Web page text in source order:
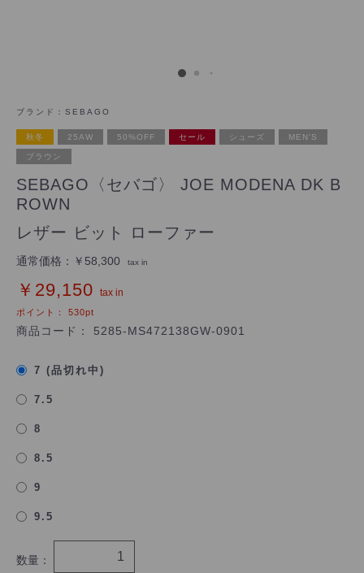
ブランド： SEBAGO
秋冬 25AW 50%OFF セール シューズ MEN'S
ブラウン
SEBAGO〈セバゴ〉 JOE MODENA DK B
ROWN
レザー ビット ローファー
通常価格： ￥58,300 tax in
￥29,150 tax in
ポイント： 530pt
商品コード： 5285-MS472138GW-0901
7 (品切れ中)
7.5
8
8.5
9
9.5
数量：